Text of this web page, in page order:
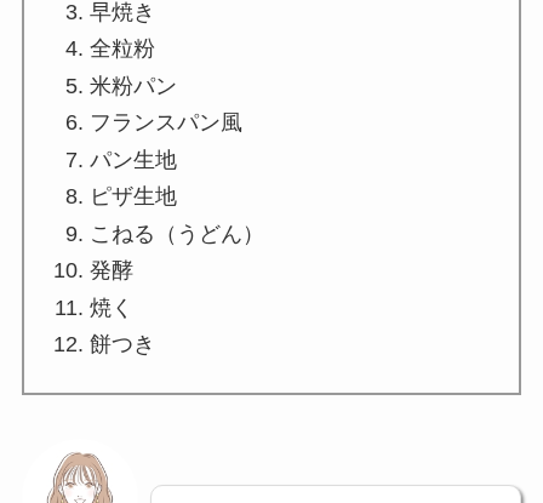
早焼き
全粒粉
米粉パン
フランスパン風
パン生地
ピザ生地
こねる（うどん）
発酵
焼く
餅つき